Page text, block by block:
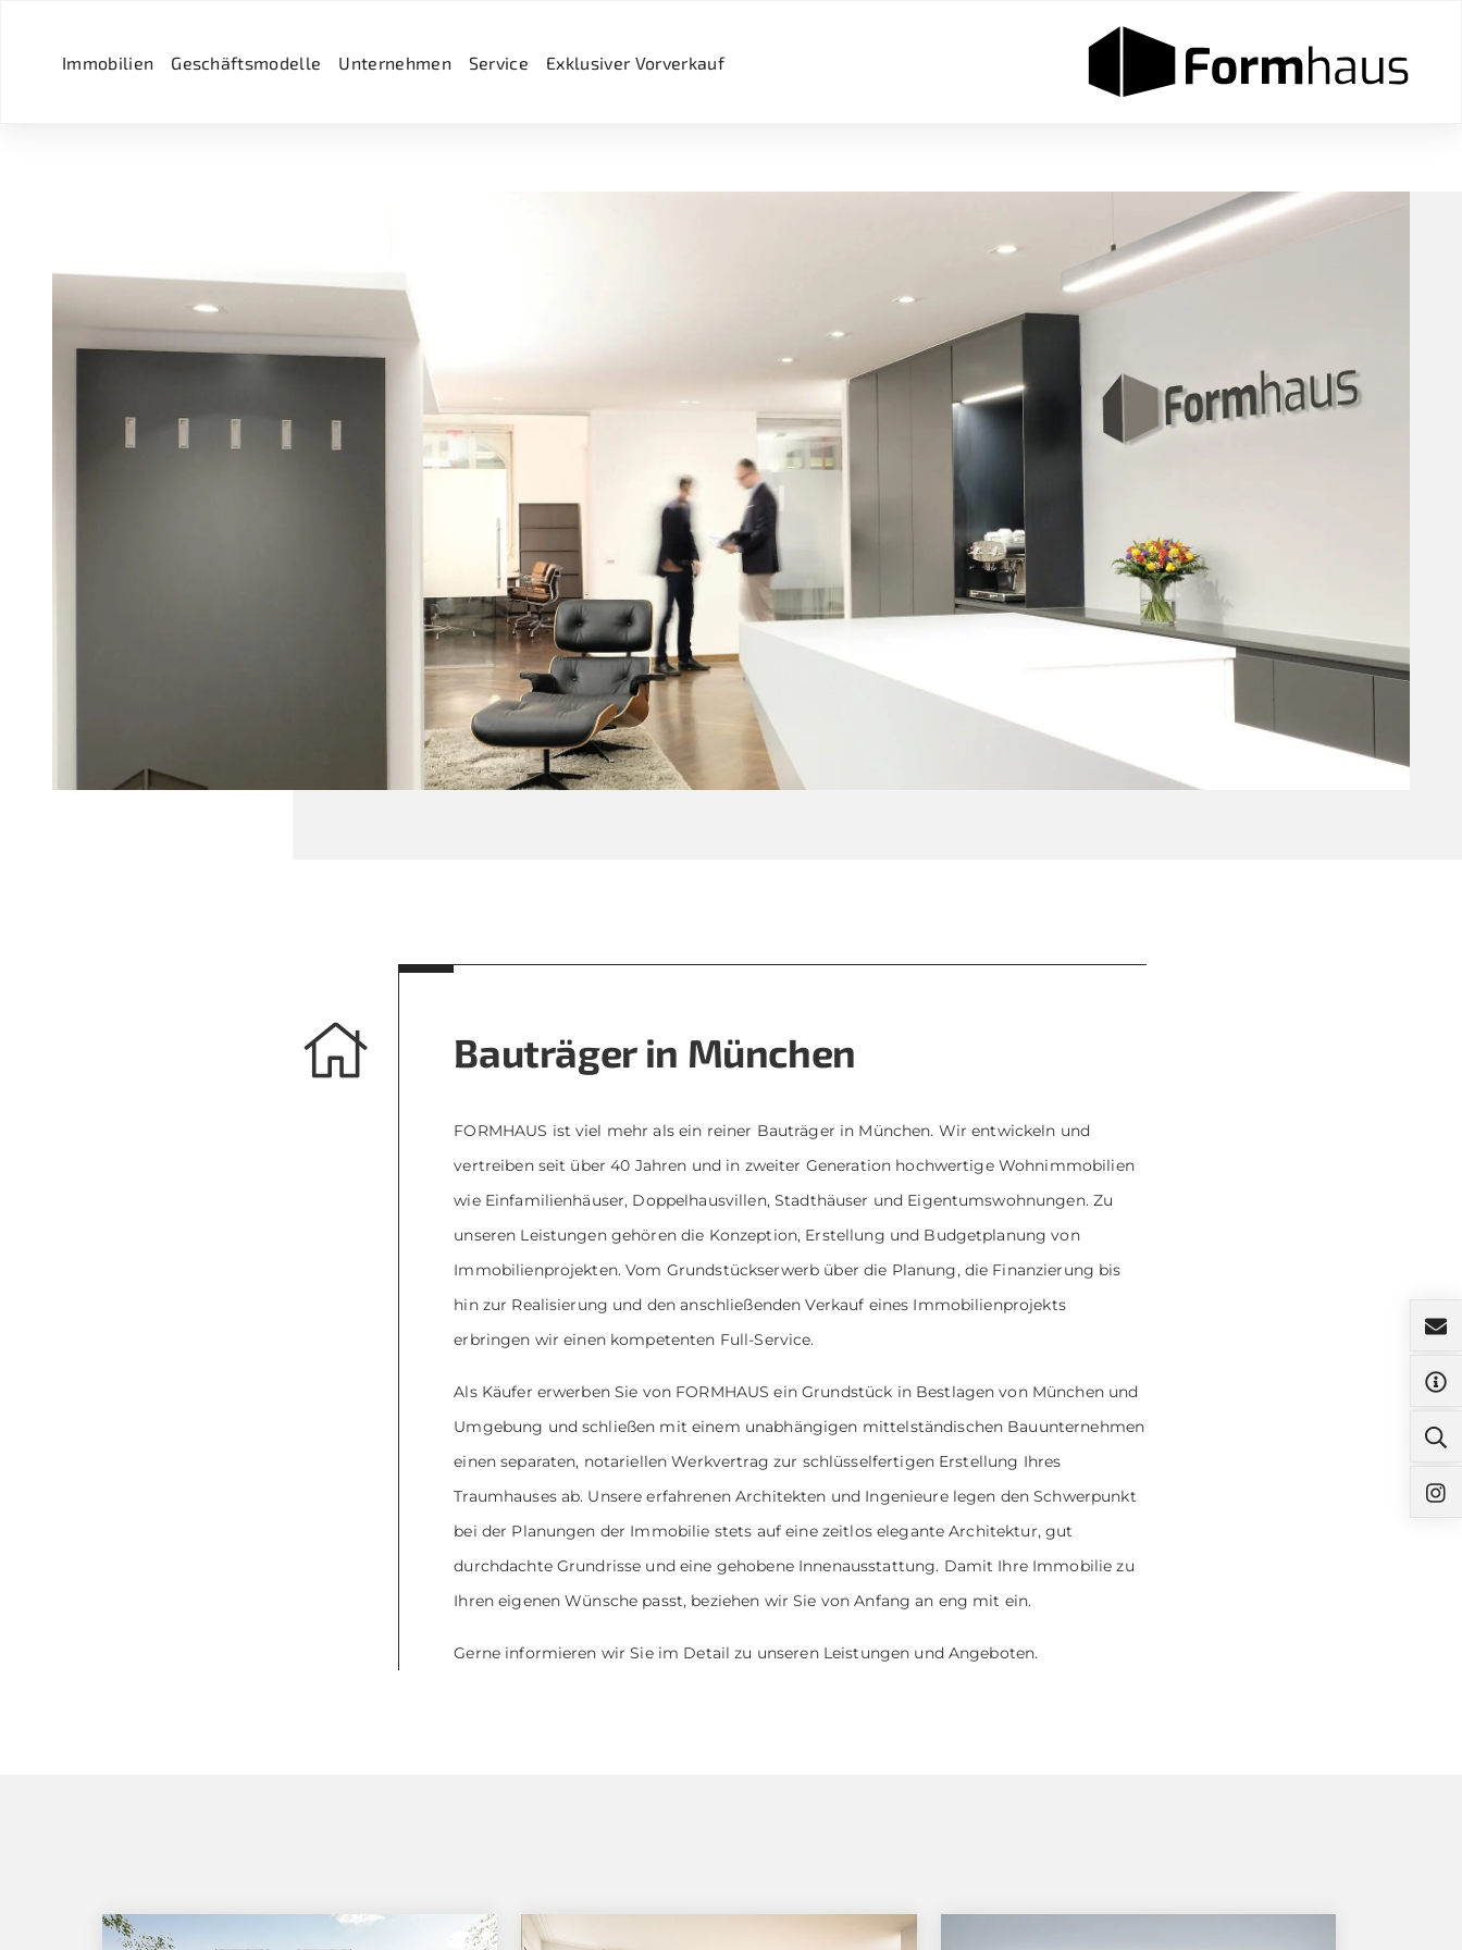
Immobilien Geschäftsmodelle Unternehmen Service Exklusiver Vorverkauf
Bauträger in München
FORMHAUS ist viel mehr als ein reiner Bauträger in München. Wir entwickeln und
vertreiben seit über 40 Jahren und in zweiter Generation hochwertige Wohnimmobilien
wie Einfamilienhäuser, Doppelhausvillen, Stadthäuser und Eigentumswohnungen. Zu
unseren Leistungen gehören die Konzeption, Erstellung und Budgetplanung von
Immobilienprojekten. Vom Grundstückserwerb über die Planung, die Finanzierung bis
hin zur Realisierung und den anschließenden Verkauf eines Immobilienprojekts
erbringen wir einen kompetenten Full-Service.
Als Käufer erwerben Sie von FORMHAUS ein Grundstück in Bestlagen von München und
Umgebung und schließen mit einem unabhängigen mittelständischen Bauunternehmen
einen separaten, notariellen Werkvertrag zur schlüsselfertigen Erstellung Ihres
Traumhauses ab. Unsere erfahrenen Architekten und Ingenieure legen den Schwerpunkt
bei der Planungen der Immobilie stets auf eine zeitlos elegante Architektur, gut
durchdachte Grundrisse und eine gehobene Innenausstattung. Damit Ihre Immobilie zu
Ihren eigenen Wünsche passt, beziehen wir Sie von Anfang an eng mit ein.
Gerne informieren wir Sie im Detail zu unseren Leistungen und Angeboten.